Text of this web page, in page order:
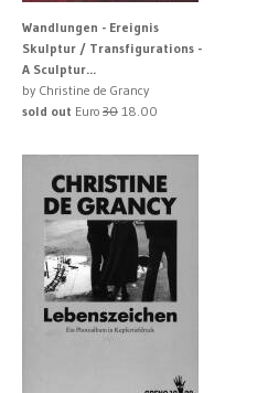
Wandlungen - Ereignis
Skulptur / Transfigurations -
A Sculptur...
by Christine de Grancy
sold out Euro 30 18.00